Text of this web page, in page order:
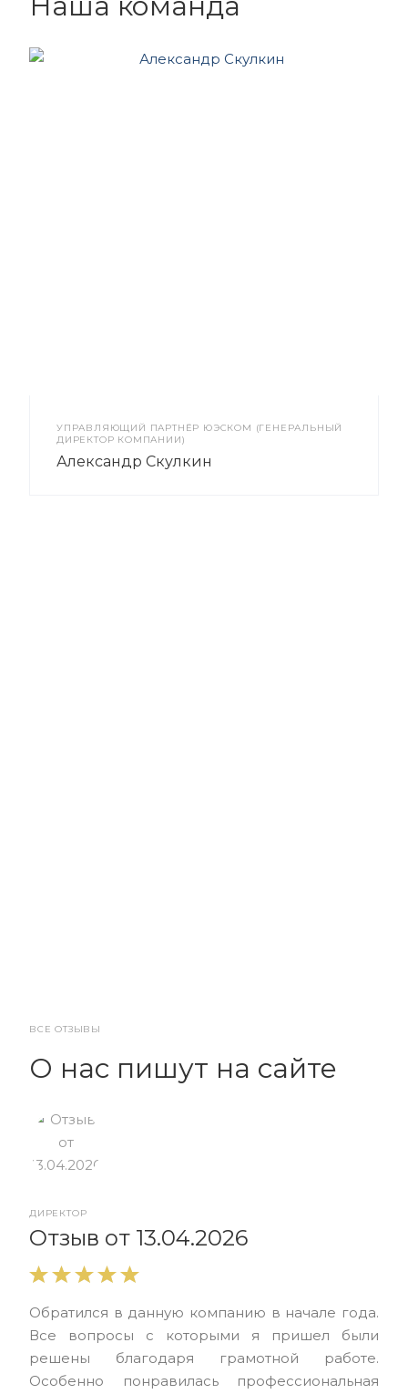
УПРАВЛЯЮЩИЙ ПАРТНЁР ЮЭСКОМ (ГЕНЕРАЛЬНЫЙ
ДИРЕКТОР КОМПАНИИ)
Александр Скулкин
ВСЕ ОТЗЫВЫ
О нас пишут на сайте
ДИРЕКТОР
Отзыв от 13.04.2026
Обратился в данную компанию в начале года.
Все вопросы с которыми я пришел были
решены благодаря грамотной работе.
Особенно понравилась профессиональная